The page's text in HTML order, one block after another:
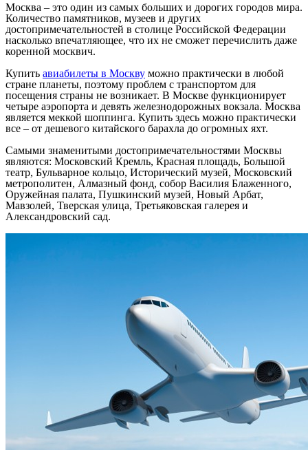
Москва – это один из самых больших и дорогих городов мира.
Количество памятников, музеев и других
достопримечательностей в столице Российской Федерации
насколько впечатляющее, что их не сможет перечислить даже
коренной москвич.
Купить авиабилеты в Москву можно практически в любой
стране планеты, поэтому проблем с транспортом для
посещения страны не возникает. В Москве функционирует
четыре аэропорта и девять железнодорожных вокзала. Москва
является меккой шоппинга. Купить здесь можно практически
все – от дешевого китайского барахла до огромных яхт.
Самыми знаменитыми достопримечательностями Москвы
являются: Московский Кремль, Красная площадь, Большой
театр, Бульварное кольцо, Исторический музей, Московский
метрополитен, Алмазный фонд, собор Василия Блаженного,
Оружейная палата, Пушкинский музей, Новый Арбат,
Мавзолей, Тверская улица, Третьяковская галерея и
Александровский сад.